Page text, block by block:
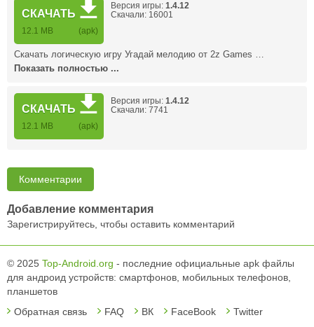
СКАЧАТЬ
12.1 MB (apk)
Версия игры: 1.4.12
Скачали: 16001
Скачать логическую игру Угадай мелодию от 2z Games …
Показать полностью ...
СКАЧАТЬ
12.1 MB (apk)
Версия игры: 1.4.12
Скачали: 7741
Комментарии
Добавление комментария
Зарегистрируйтесь, чтобы оставить комментарий
© 2025 Top-Android.org - последние официальные apk файлы
для андроид устройств: смартфонов, мобильных телефонов,
планшетов
Обратная связь
FAQ ВК FaceBook
Twitter